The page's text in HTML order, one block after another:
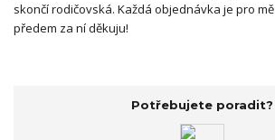
skončí rodičovská. Každá objednávka je pro
předem za ní děkuju!
Potřebujete poradit?